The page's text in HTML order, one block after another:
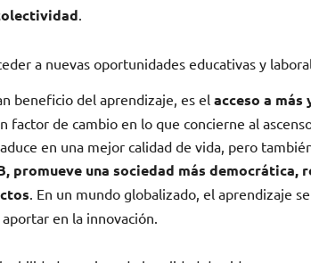
a nuevas oportunidades educativas y
beneficio del aprendizaje, es elacceso a
factor de cambio en lo que concierne al
en una mejor calidad de vida, pero
promueve una sociedad más
. En un mundo globalizado, el aprendizaje
en la innovación.